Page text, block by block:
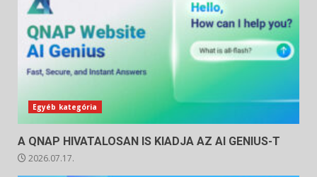
Egyéb kategória
A QNAP HIVATALOSAN IS KIADJA AZ AI GENIUS-T
2026.07.17.